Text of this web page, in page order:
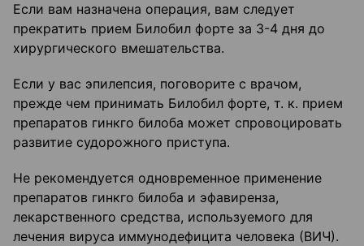
Если вам назначена операция, вам следует
прекратить прием Билобил форте за 3-4 дня до
хирургического вмешательства.
Если у вас эпилепсия, поговорите с врачом,
прежде чем принимать Билобил форте, т. к. прием
препаратов гинкго билоба может спровоцировать
развитие судорожного приступа.
Не рекомендуется одновременное применение
препаратов гинкго билоба и эфавиренза,
лекарственного средства, используемого для
лечения вируса иммунодефицита человека (ВИЧ).